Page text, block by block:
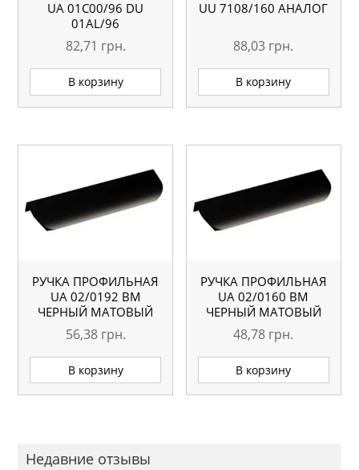
UA 01С00/96 DU
01AL/96
82,71 грн.
В корзину
UU 7108/160 АНАЛОГ
88,03 грн.
В корзину
РУЧКА ПРОФИЛЬНАЯ
UA 02/0192 BM
ЧЕРНЫЙ МАТОВЫЙ
56,38 грн.
В корзину
РУЧКА ПРОФИЛЬНАЯ
UA 02/0160 BM
ЧЕРНЫЙ МАТОВЫЙ
48,78 грн.
В корзину
Недавние отзывы